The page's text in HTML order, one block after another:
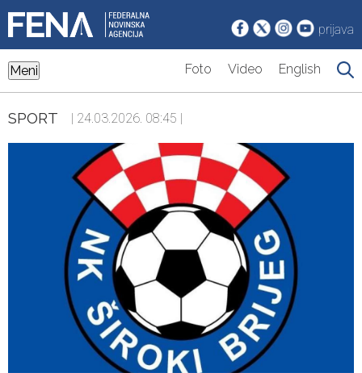
prijava
Meni Foto Video English
SPORT | 24.03.2026. 08:45 |